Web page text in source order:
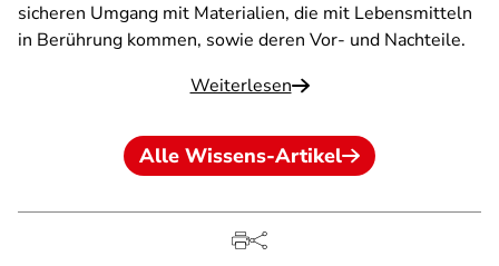
sicheren Umgang mit Materialien, die mit Lebensmitteln
in Berührung kommen, sowie deren Vor- und Nachteile.
Weiterlesen
Alle Wissens-Artikel